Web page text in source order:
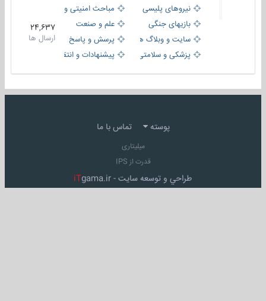
نیروهای پلیسی
مباحث امنیتی و اطلاعاتی
بازیهای جنگی
علم و صنعت
سایت و وبلاگ ها
پرسش و پاسخ
پزشکی و سلامتی
پیشنهادات و انتقادات
24,637
ارسال ها
پوسته تماس با ما
میلیتاری
قدرت از IPS
طراحي و توسعه سايت - iTgama.ir